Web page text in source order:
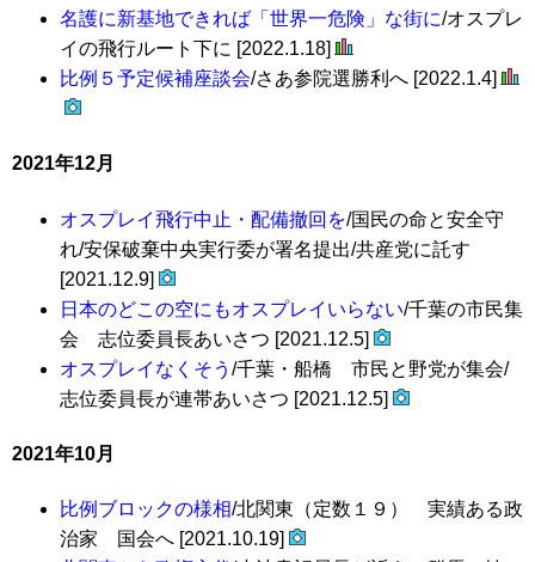
名護に新基地できれば「世界一危険」な街に/オスプレ
イの飛行ルート下に [2022.1.18]
比例５予定候補座談会/さあ参院選勝利へ [2022.1.4]
2021年12月
オスプレイ飛行中止・配備撤回を/国民の命と安全守
れ/安保破棄中央実行委が署名提出/共産党に託す
[2021.12.9]
日本のどこの空にもオスプレイいらない/千葉の市民集
会 志位委員長あいさつ [2021.12.5]
オスプレイなくそう /千葉・船橋 市民と野党が集会/
志位委員長が連帯あいさつ [2021.12.5]
2021年10月
比例ブロックの様相/北関東（定数１９） 実績ある政
治家 国会へ [2021.10.19]